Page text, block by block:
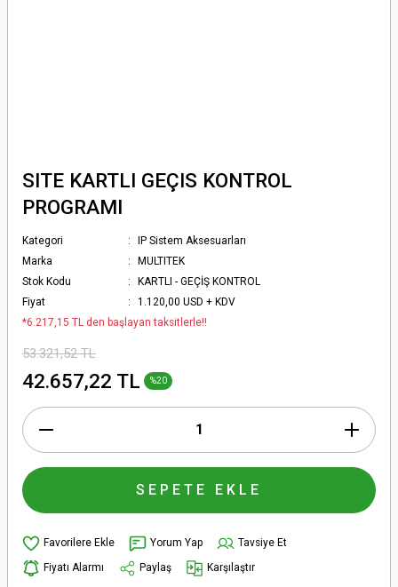
SITE KARTLI GEÇIS KONTROL
PROGRAMI
Kategori
IP Sistem Aksesuarları
Marka
MULTITEK
Stok Kodu
KARTLI - GEÇİŞ KONTROL
Fiyat
1.120,00 USD + KDV
*6.217,15 TL den başlayan taksitlerle!!
53.321,52 TL
42.657,22 TL %20
SEPETE EKLE
Yorum Yap
Tavsiye Et
Fiyatı Alarmı
Paylaş Karşılaştır